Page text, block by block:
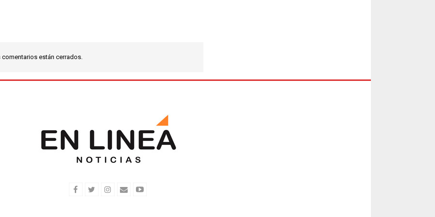
comentarios están cerrados.